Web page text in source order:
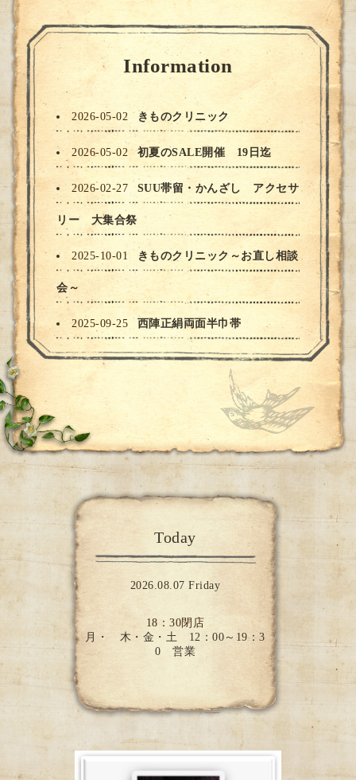
Information
2026-05-02 きものクリニック
2026-05-02 初夏のSALE開催 19日迄
2026-02-27 SUU帯留・かんざし アクセサ
リー 大集合祭
2025-10-01 きものクリニック～お直し相談
2025-09-25 西陣正絹両面半巾帯
Today
18：30閉店
月・ 木・金・土 12：00～19：3
0 営業